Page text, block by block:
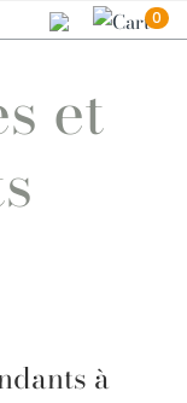
0
et
à